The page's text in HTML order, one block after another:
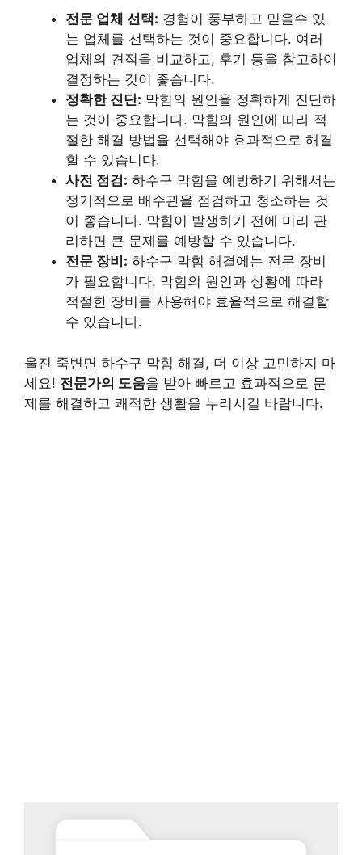
전문 업체 선택: 경험이 풍부하고 믿을수 있
는 업체를 선택하는 것이 중요합니다. 여러
업체의 견적을 비교하고, 후기 등을 참고하여
결정하는 것이 좋습니다.
정확한 진단: 막힘의 원인을 정확하게 진단하
는 것이 중요합니다. 막힘의 원인에 따라 적
절한 해결 방법을 선택해야 효과적으로 해결
할 수 있습니다.
사전 점검: 하수구 막힘을 예방하기 위해서는
정기적으로 배수관을 점검하고 청소하는 것
이 좋습니다. 막힘이 발생하기 전에 미리 관
리하면 큰 문제를 예방할 수 있습니다.
전문 장비: 하수구 막힘 해결에는 전문 장비
가 필요합니다. 막힘의 원인과 상황에 따라
적절한 장비를 사용해야 효율적으로 해결할
수 있습니다.
울진 죽변면 하수구 막힘 해결, 더 이상 고민하지 마
세요! 전문가의 도움을 받아 빠르고 효과적으로 문
제를 해결하고 쾌적한 생활을 누리시길 바랍니다.